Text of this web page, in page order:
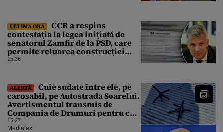
ULTIMA ORĂ
CCR a respins
contestaţia la legea iniţiată de
senatorul Zamfir de la PSD, care
permite reluarea construcţiei
hidrocentralelor din zonele
15:36
ALERTĂ
Cuie sudate între ele, pe
carosabil, pe Autostrada Soarelui.
Avertismentul transmis de
Compania de Drumuri pentru cei
care tranzitează A2
15:27
Mediafax